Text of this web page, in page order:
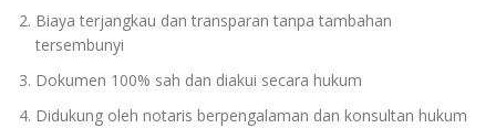
Biaya terjangkau dan transparan tanpa tambahan
tersembunyi
Dokumen 100% sah dan diakui secara hukum
Didukung oleh notaris berpengalaman dan konsultan hukum